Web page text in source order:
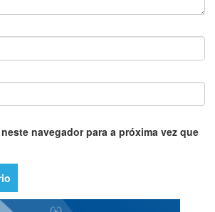
navegador para a próxima vez que